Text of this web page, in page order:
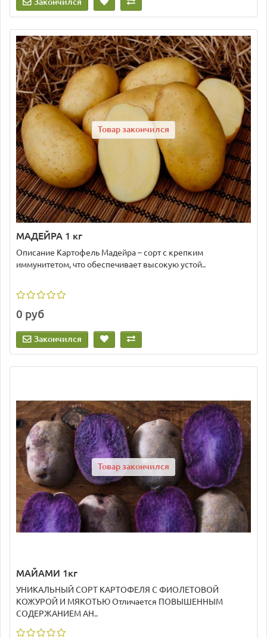
Товар закончился
МАДЕЙРА 1 кг
Описание Картофель Мадейра – сорт с крепким
иммунитетом, что обеспечивает высокую устой..
0 руб
Закончился
Товар закончился
МАЙАМИ 1кг
УНИКАЛЬНЫЙ СОРТ КАРТОФЕЛЯ С ФИОЛЕТОВОЙ
КОЖУРОЙ И МЯКОТЬЮ Отличается ПОВЫШЕННЫМ
СОДЕРЖАНИЕМ АН..